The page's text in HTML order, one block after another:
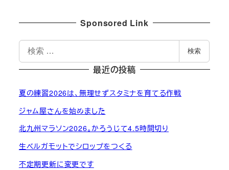
Sponsored Link
検
索
検索
最近の投稿
夏の練習2026は、無理せずスタミナを育てる作戦
ジャム屋さんを始めました
北九州マラソン2026。かろうじて4.5時間切り
生ベルガモットでシロップをつくる
不定期更新に変更です